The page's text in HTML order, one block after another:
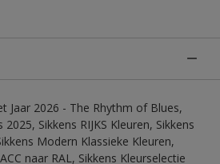
Jaar 2026 - The Rhythm of Blues,
Sikkens RIJKS Kleuren, Sikkens
Modern Klassieke Kleuren,
naar RAL, Sikkens Kleurselectie